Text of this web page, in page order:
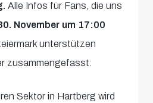
Alle Infos für Fans, die uns
November um 17:00
unterstützen
zusammengefasst:
Sektor in Hartberg wird